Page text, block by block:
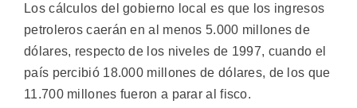
Los cálculos del gobierno local es que los ingresos
petroleros caerán en al menos 5.000 millones de
dólares, respecto de los niveles de 1997, cuando el
país percibió 18.000 millones de dólares, de los que
11.700 millones fueron a parar al fisco.